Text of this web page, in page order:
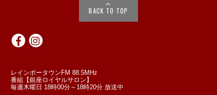
BACK TO TOP
レインボータウンFM 88.5MHz
番組【銀座ロイヤルサロン】
毎週木曜日 18時00分～18時20分 放送中